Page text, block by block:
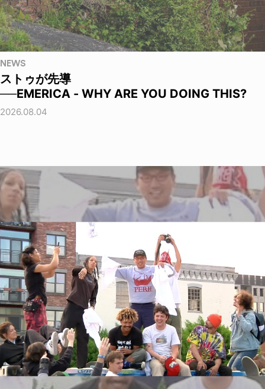
NEWS
ストゥが先導
──EMERICA - WHY ARE YOU DOING THIS?
2026.08.04